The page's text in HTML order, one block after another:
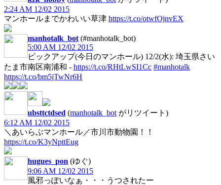
2:24 AM 12/02 2015
マンホールまでかわいい草津 https://t.co/otwfOjnvEX
manhotalk_bot (#manhotalk_bot)
5:00 AM 12/02 2015
ピックアップ(今日のマンホール) 12/2(水): 埼玉県さい
たま市南区南浦和 - https://t.co/RHtLwSI1Cc #manhotalk
https://t.co/bm5jTwNr6H
ubsttctdsed (manhotalk_bot がリツイート)
6:12 AM 12/02 2015
＼あいらぶマンホール／市川市動物園！！
https://t.co/K3yNpttEug
hugues_pon (ゆぐ)
9:06 AM 12/02 2015
風邪っぽいなぁ・・・うつされたー